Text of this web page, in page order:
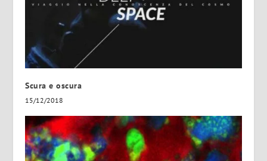
Scura e oscura
15/12/2018